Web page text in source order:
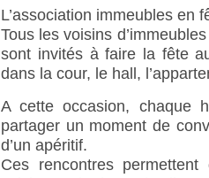
L’association immeubles en
Tous les voisins
sont invités à faire la fête
dans la cour, le hall,
A cette occasion, chaque
partager un moment de
d’un apéritif.
Ces rencontres